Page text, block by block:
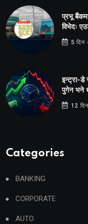
प्रभू
विभेदः
5 दिन
इन्ट्रा-डे
पुगेन भने
12
Categories
BANKING
CORPORATE
AUTO